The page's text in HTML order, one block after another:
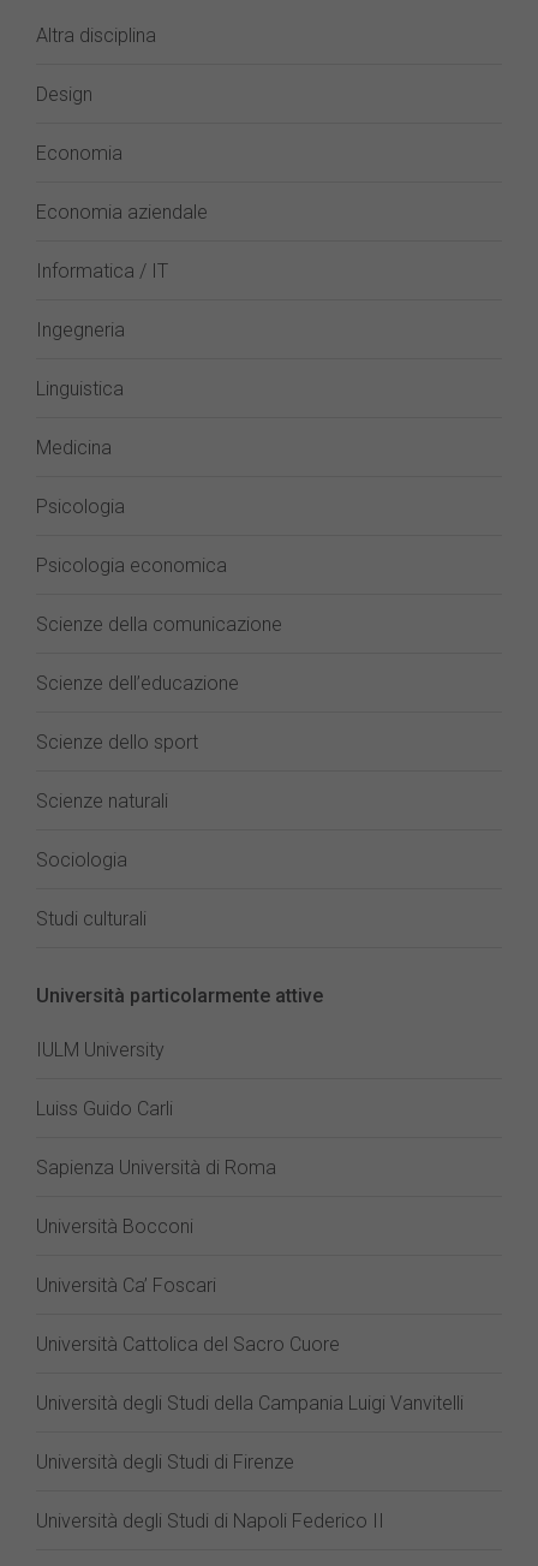
Altra disciplina
Design
Economia
Economia aziendale
Informatica / IT
Ingegneria
Linguistica
Medicina
Psicologia
Psicologia economica
Scienze della comunicazione
Scienze dell’educazione
Scienze dello sport
Scienze naturali
Sociologia
Studi culturali
Università particolarmente attive
IULM University
Luiss Guido Carli
Sapienza Università di Roma
Università Bocconi
Università Ca’ Foscari
Università Cattolica del Sacro Cuore
Università degli Studi della Campania Luigi Vanvitelli
Università degli Studi di Firenze
Università degli Studi di Napoli Federico II